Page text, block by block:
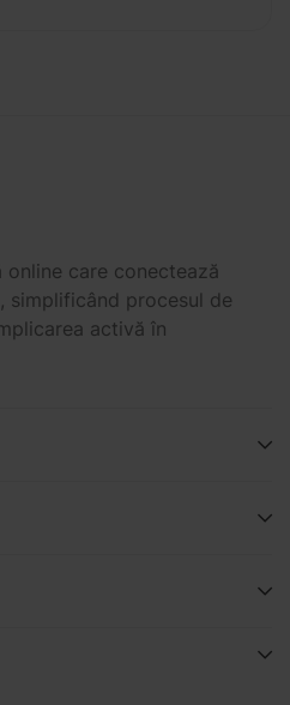
care conectează
simplificând procesul de
activă în